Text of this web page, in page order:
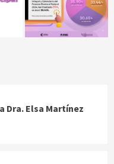
Dra. Elsa Martínez